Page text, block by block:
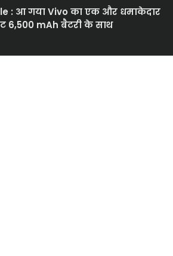
: आ गया Vivo का एक और धमाकेदार
6,500 mAh बैटरी के साथ